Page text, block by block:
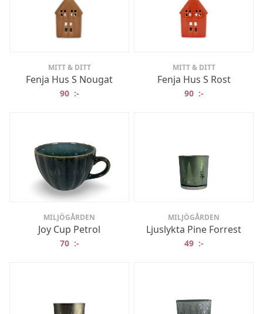
MITT & DITT
Fenja Hus S Nougat
90 :-
MITT & DITT
Fenja Hus S Rost
90 :-
MILJÖGÅRDEN
Joy Cup Petrol
70 :-
MILJÖGÅRDEN
Ljuslykta Pine Forrest
49 :-